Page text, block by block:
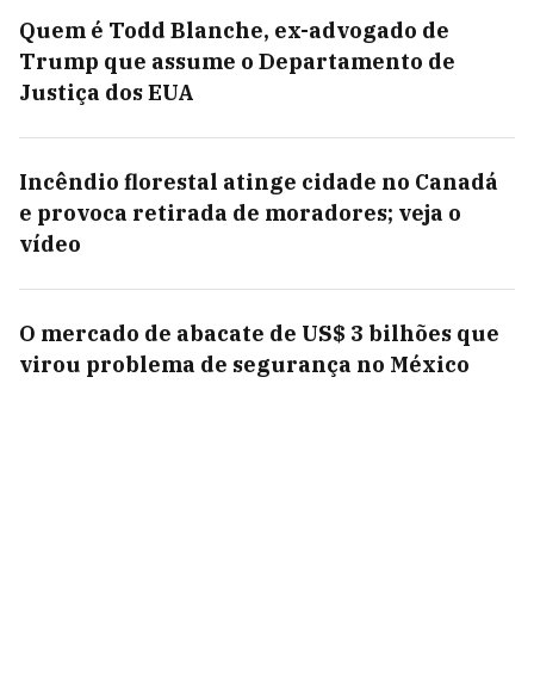
Quem é Todd Blanche, ex-advogado de
Trump que assume o Departamento de
Justiça dos EUA
Incêndio florestal atinge cidade no Canadá
e provoca retirada de moradores; veja o
vídeo
O mercado de abacate de US$ 3 bilhões que
virou problema de segurança no México